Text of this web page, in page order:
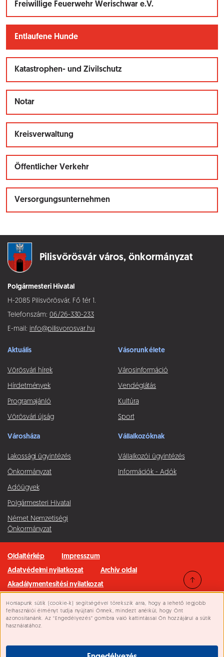
Süti beállítások
Honlapunk sütik (cookie-k) segítségével törekszik arra, hogy a lehető legjobb
felhasználói élményt tudja nyújtani Önnek, mindezt anélkül, hogy Önt
azonosítanánk. Az “Engedélyezés” gombra való kattintással Ön hozzájárul a sütik
használatához.
Freiwillige Feuerwehr Werischwar e.V.
Entlaufene Hunde
Katastrophen- und Zivilschutz
Notar
Kreisverwaltung
Öffentlicher Verkehr
Versorgungsunternehmen
Pilisvörösvár város, önkormányzat
Polgármesteri Hivatal
H-2085 Pilisvörösvár, Fő tér 1.
Telefonszám: 06/26-330-233
E-mail: info@pilisvorosvar.hu
Aktuális
Vörösvári hírek
Hírdetmények
Programajánló
Vörösvári újság
Vásorunk élete
Városinformáció
Vendéglátás
Kultúra
Sport
Városháza
Lakossági ügyintézés
Önkormányzat
Adóügyek
Polgármesteri Hivatal
Német Nemzetiségi
Önkormányzat
Vállalkozóknak
Vállalkozói ügyintézés
Információk - Adók
Oldaltérkép
Impresszum
Adatvédelmi nyilatkozat
Archív oldal
Akadálymentesítési nyilatkozat
Minden jog fenntartva © 2026 Pilisvörösvár Város